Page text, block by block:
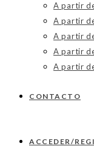
A partir
A partir
A partir
A partir
A partir
CONTACTO
ACCEDER/